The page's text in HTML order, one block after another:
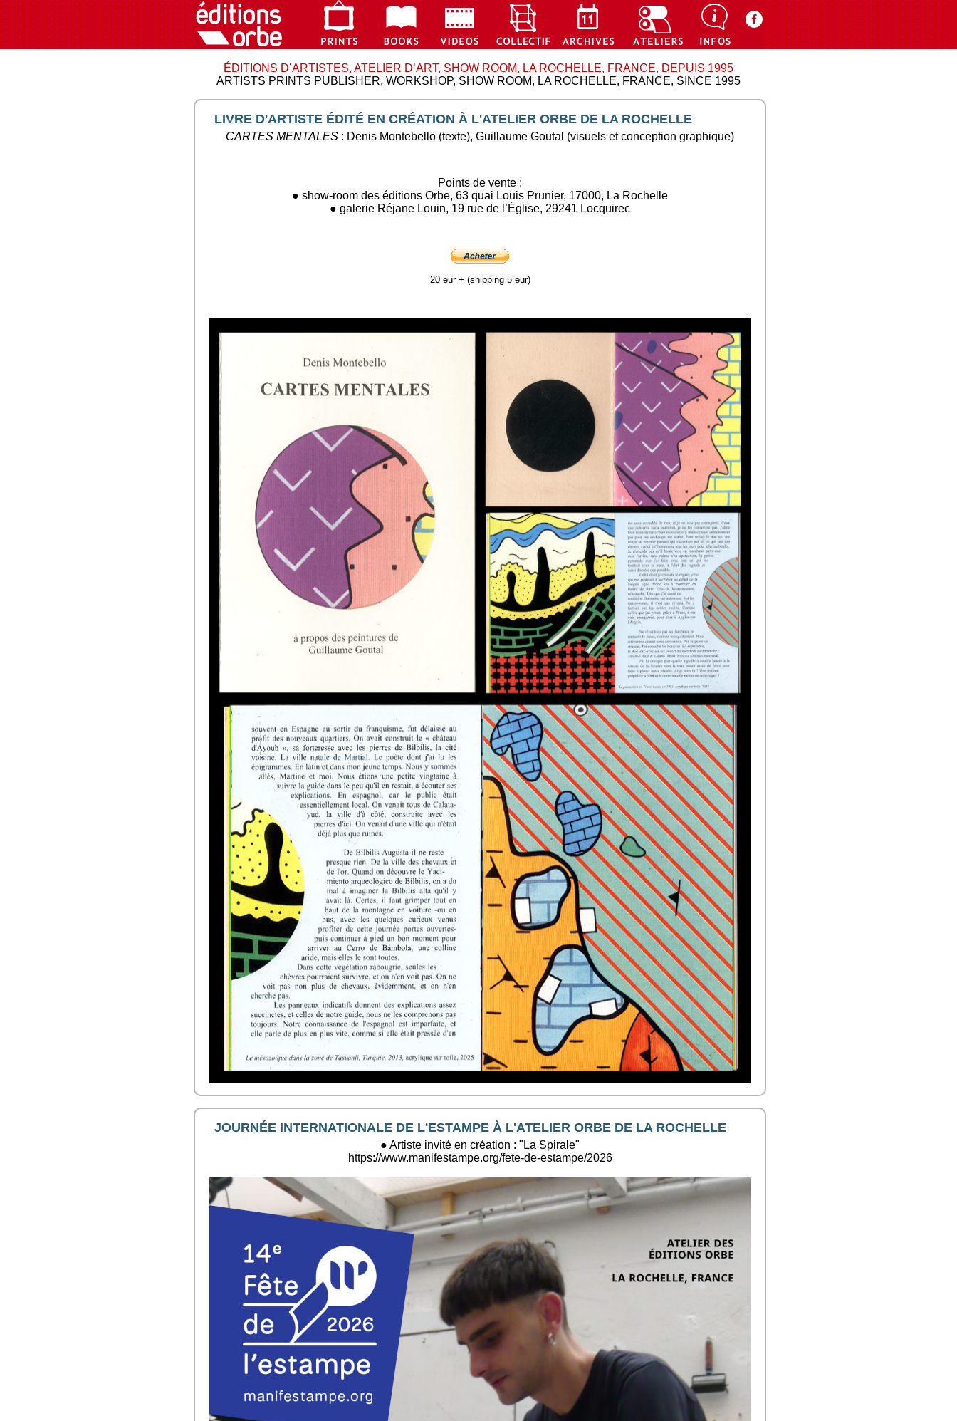
ÉDITIONS D’ARTISTES, ATELIER D’ART, SHOW ROOM, LA ROCHELLE, FRANCE, DEPUIS 1995
ARTISTS PRINTS PUBLISHER, WORKSHOP, SHOW ROOM, LA ROCHELLE, FRANCE, SINCE 1995
LIVRE D'ARTISTE ÉDITÉ EN CRÉATION À L'ATELIER ORBE DE LA ROCHELLE
CARTES MENTALES : Denis Montebello (texte), Guillaume Goutal (visuels et conception graphique)
Points de vente :
● show-room des éditions Orbe, 63 quai Louis Prunier, 17000, La Rochelle
● galerie Réjane Louin, 19 rue de l’Église, 29241 Locquirec
20 eur + (shipping 5 eur)
JOURNÉE INTERNATIONALE DE L'ESTAMPE À L'ATELIER ORBE DE LA ROCHELLE
● Artiste invité en création : "La Spirale"
https://www.manifestampe.org/fete-de-estampe/2026